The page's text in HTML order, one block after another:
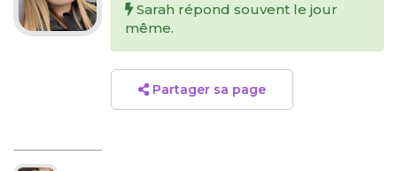
Sarah répond souvent le jour
même.
Partager sa page